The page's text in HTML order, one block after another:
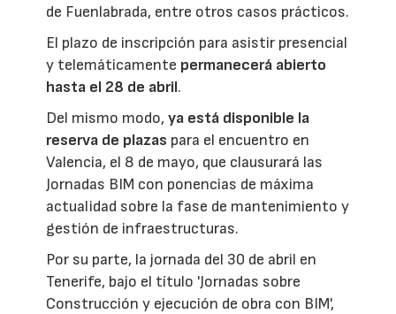
de Fuenlabrada, entre otros casos prácticos.
El plazo de inscripción para asistir presencial
y telemáticamente permanecerá abierto
hasta el 28 de abril.
Del mismo modo,ya está disponible la
reserva de plazas para el encuentro en
Valencia, el 8 de mayo, que clausurará las
Jornadas BIM con ponencias de máxima
actualidad sobre la fase de mantenimiento y
gestión de infraestructuras.
Por su parte, la jornada del 30 de abril en
Tenerife, bajo el título 'Jornadas sobre
Construcción y ejecución de obra con BIM',